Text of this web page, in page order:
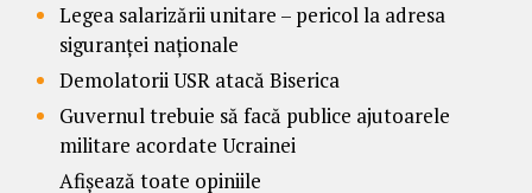
Legea salarizării unitare – pericol la adresa
siguranței naționale
Demolatorii USR atacă Biserica
Guvernul trebuie să facă publice ajutoarele
militare acordate Ucrainei
Afișează toate opiniile